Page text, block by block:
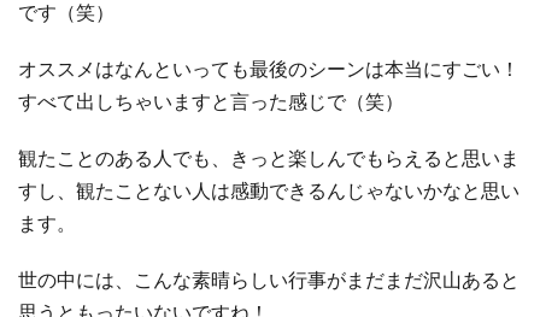
です（笑）
オススメはなんといっても最後のシーンは本当にすごい！
すべて出しちゃいますと言った感じで（笑）
観たことのある人でも、きっと楽しんでもらえると思いま
すし、観たことない人は感動できるんじゃないかなと思い
ます。
世の中には、こんな素晴らしい行事がまだまだ沢山あると
思うともったいないですね！